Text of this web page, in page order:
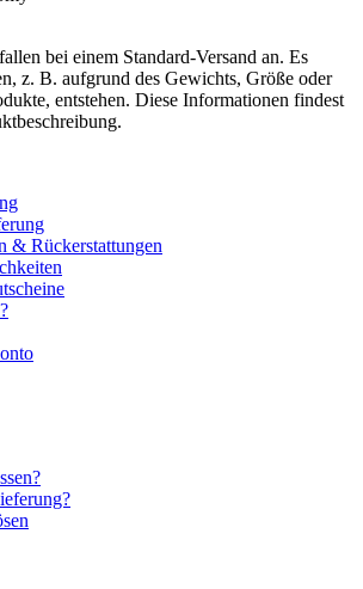
bei einem Standard-Versand an. Es
z. B. aufgrund des Gewichts, Größe oder
entstehen. Diese Informationen findest
& Rückerstattungen